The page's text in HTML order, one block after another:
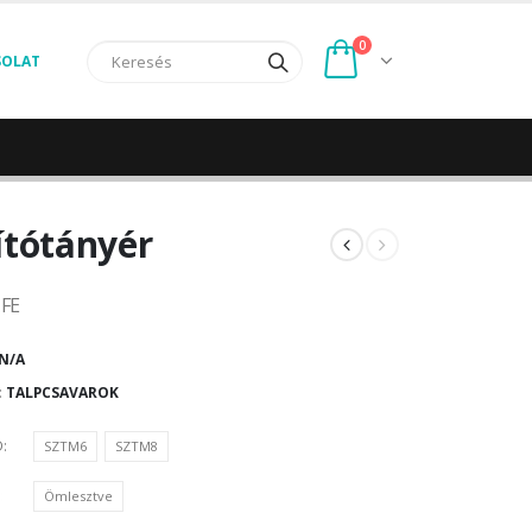
0
N/A
TALPCSAVAROK
SZTM6 SZTM8
Ömlesztve